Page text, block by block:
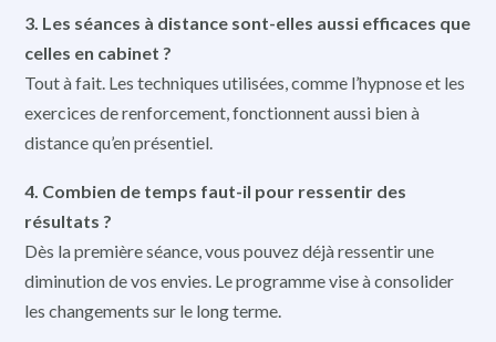
3. Les séances à distance sont-elles aussi efficaces que
celles en cabinet ?
Tout à fait. Les techniques utilisées, comme l’hypnose et les
exercices de renforcement, fonctionnent aussi bien à
distance qu’en présentiel.
4. Combien de temps faut-il pour ressentir des
résultats ?
Dès la première séance, vous pouvez déjà ressentir une
diminution de vos envies. Le programme vise à consolider
les changements sur le long terme.